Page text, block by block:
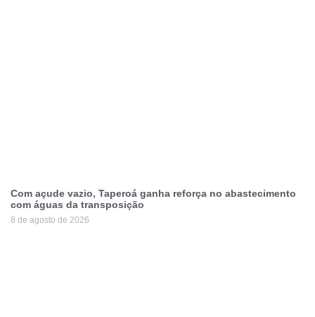
Com açude vazio, Taperoá ganha reforça no abastecimento
com águas da transposição
8 de agosto de 2026